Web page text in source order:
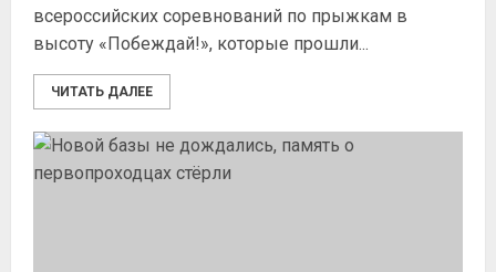
всероссийских соревнований по прыжкам в
высоту «Побеждай!», которые прошли...
ЧИТАТЬ ДАЛЕЕ